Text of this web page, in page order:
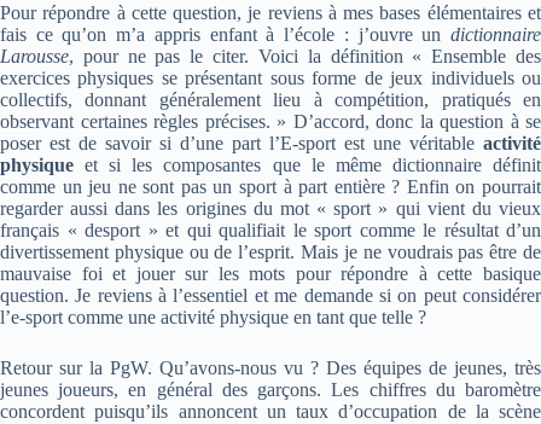
Pour répondre à cette question, je reviens à mes bases élémentaires et
fais ce qu’on m’a appris enfant à l’école : j’ouvre un dictionnaire
Larousse, pour ne pas le citer. Voici la définition « Ensemble des
exercices physiques se présentant sous forme de jeux individuels ou
collectifs, donnant généralement lieu à compétition, pratiqués en
observant certaines règles précises. » D’accord, donc la question à se
poser est de savoir si d’une part l’E-sport est une véritable activité
physiqueet si les composantes que le même dictionnaire définit
comme un jeu ne sont pas un sport à part entière ? Enfin on pourrait
regarder aussi dans les origines du mot « sport » qui vient du vieux
français « desport » et qui qualifiait le sport comme le résultat d’un
divertissement physique ou de l’esprit. Mais je ne voudrais pas être de
mauvaise foi et jouer sur les mots pour répondre à cette basique
question. Je reviens à l’essentiel et me demande si on peut considérer
l’e-sport comme une activité physique en tant que telle ?
Retour sur la PgW. Qu’avons-nous vu ? Des équipes de jeunes, très
jeunes joueurs, en général des garçons. Les chiffres du baromètre
concordent puisqu’ils annoncent un taux d’occupation de la scène